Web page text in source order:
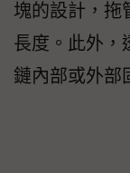
塊的設計，拖
長度。此外，
鏈內部或外部